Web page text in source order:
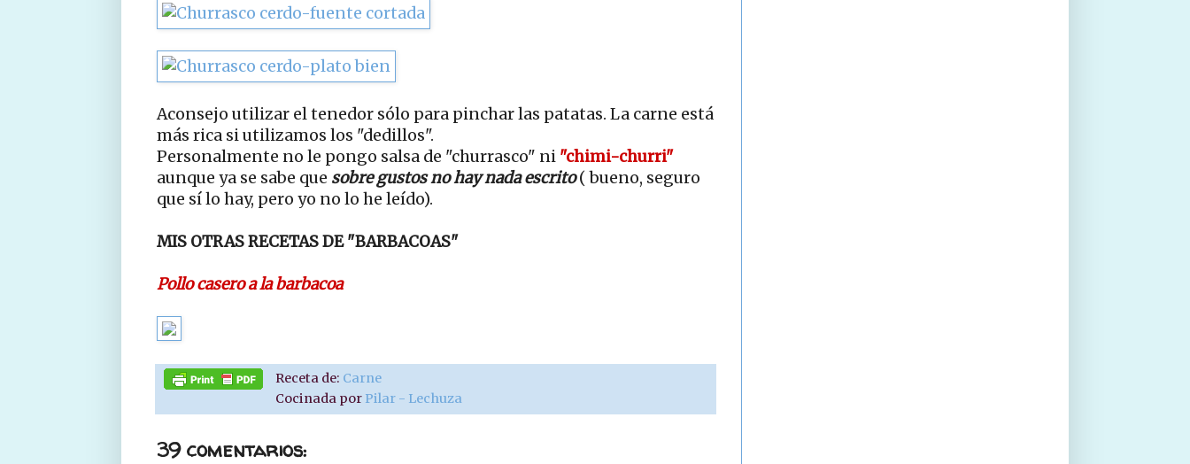
Aconsejo utilizar el tenedor sólo para pinchar las patatas. La carne está
más rica si utilizamos los "dedillos".
Personalmente no le pongo salsa de "churrasco" ni "chimi-churri"
aunque ya se sabe que sobre gustos no hay nada escrito( bueno, seguro
que sí lo hay, pero yo no lo he leído).
MIS OTRAS RECETAS DE "BARBACOAS"
Pollo casero a la barbacoa
Receta de: Carne
Cocinada por Pilar - Lechuza
39 comentarios: